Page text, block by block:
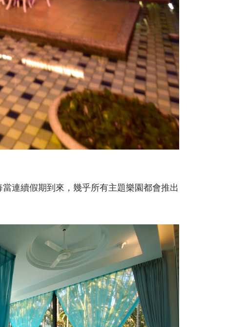
連續假期到來，幾乎所有主題樂園都會推出